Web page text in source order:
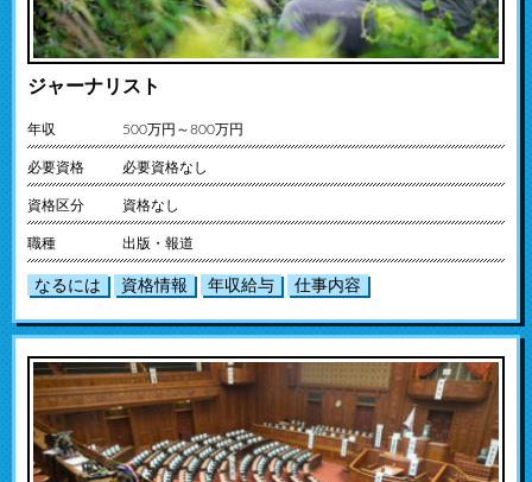
ジャーナリスト
年収 500万円～800万円
必要資格 必要資格なし
資格区分 資格なし
職種 出版・報道
なるには 資格情報 年収給与 仕事内容